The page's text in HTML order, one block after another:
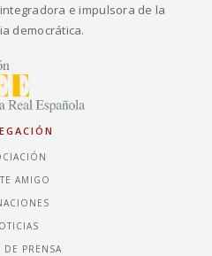
e impulsora de la
democrática.
AMIGO
DE PRENSA